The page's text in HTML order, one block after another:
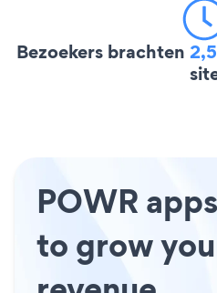
Bezoekers brachten
POWR
to grow